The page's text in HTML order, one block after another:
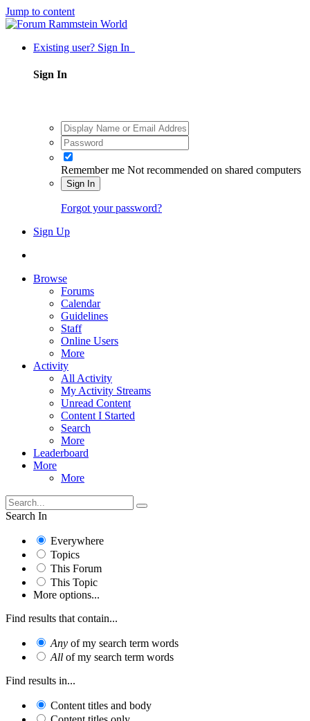
Jump to content
Existing user? Sign In
Sign In
Remember me Not recommended on shared computers
Sign In
Forgot your password?
Sign Up
Browse
Forums
Calendar
Guidelines
Staff
Online Users
More
Activity
All Activity
My Activity Streams
Unread Content
Content I Started
Search
More
Leaderboard
More
More
Search In
Everywhere
Topics
This Forum
This Topic
More options...
Find results that contain...
Any of my search term words
All of my search term words
Find results in...
Content titles and body